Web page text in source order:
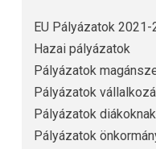
EU Pályázatok 2021-
Hazai pályázatok
Pályázatok
Pályázatok
Pályázatok diákoknak
Pályázatok